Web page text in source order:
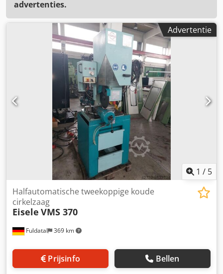
advertenties.
Advertentie
1 / 5
Fuldatal 369 km
Halfautomatische tweekoppige koude
cirkelzaag
Eisele VMS 370
Prijsinfo Bellen